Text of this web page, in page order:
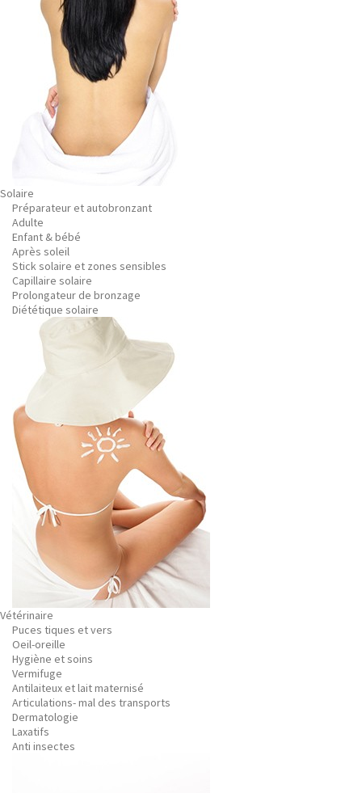
Solaire
Préparateur et autobronzant
Adulte
Enfant & bébé
Après soleil
Stick solaire et zones sensibles
Capillaire solaire
Prolongateur de bronzage
Diététique solaire
Vétérinaire
Puces tiques et vers
Oeil-oreille
Hygiène et soins
Vermifuge
Antilaiteux et lait maternisé
Articulations- mal des transports
Dermatologie
Laxatifs
Anti insectes